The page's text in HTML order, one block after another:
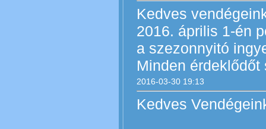
2016-03-30 19:13
Kedves
2016. április 1-én
a szezonnyitó
Minden
Kedves